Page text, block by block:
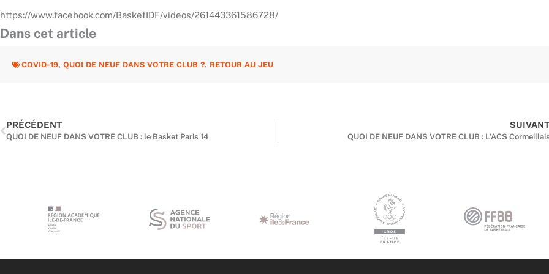
https://www.facebook.com/BasketIDF/videos/261443361586728/
Dans cet article
COVID-19, QUOI DE NEUF DANS VOTRE CLUB ?, RETOUR AU JEU
PRÉCÉDENT
QUOI DE NEUF DANS VOTRE CLUB : le Basket Paris 14
SUIVANT
QUOI DE NEUF DANS VOTRE CLUB : L’ACS Cormeillais